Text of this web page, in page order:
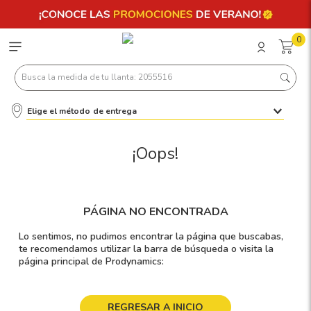
0
Busca la medida de tu llanta: 2055516
Elige el método de entrega
¡Oops!
PÁGINA NO ENCONTRADA
Lo sentimos, no pudimos encontrar la página que buscabas,
te recomendamos utilizar la barra de búsqueda o visita la
página principal de Prodynamics:
REGRESAR A INICIO
Términos más buscados
2
4.215
5.205
6.